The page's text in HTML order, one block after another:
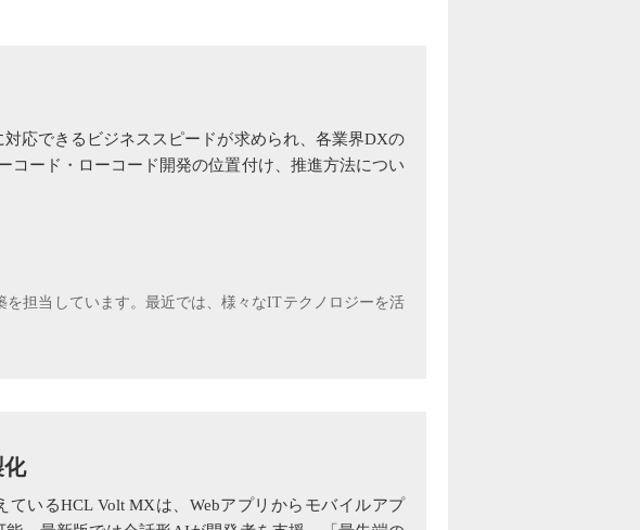
応できるビジネススピードが求められ、各業界DXの
ード・ローコード開発の位置付け、推進方法につい
担当しています。最近では、様々なITテクノロジーを活
化
いるHCL Volt MXは、Webアプリからモバイルアプ